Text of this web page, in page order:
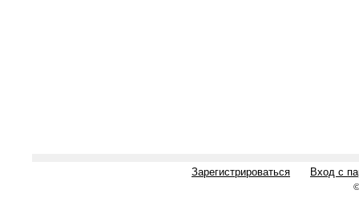
Зарегистрироваться Вход с